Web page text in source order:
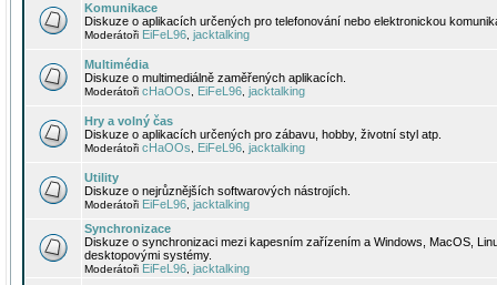
Komunikace
Diskuze o aplikacích určených pro telefonování nebo elektronickou
Moderátoři EiFeL96 jacktalking
Multimédia
Diskuze o multimediálně zaměřených aplikacích.
Moderátoři cHaOOs EiFeL96 jacktalking
Hry a volný čas
Diskuze o aplikacích určených pro zábavu, hobby, životní styl atp.
Moderátoři cHaOOs EiFeL96 jacktalking
Utility
Diskuze o nejrůznějších softwarových nástrojích.
Moderátoři EiFeL96 jacktalking
Synchronizace
Diskuze o synchronizaci mezi kapesním zařízením a Windows, MacOS,
desktopovými systémy.
Moderátoři EiFeL96 jacktalking